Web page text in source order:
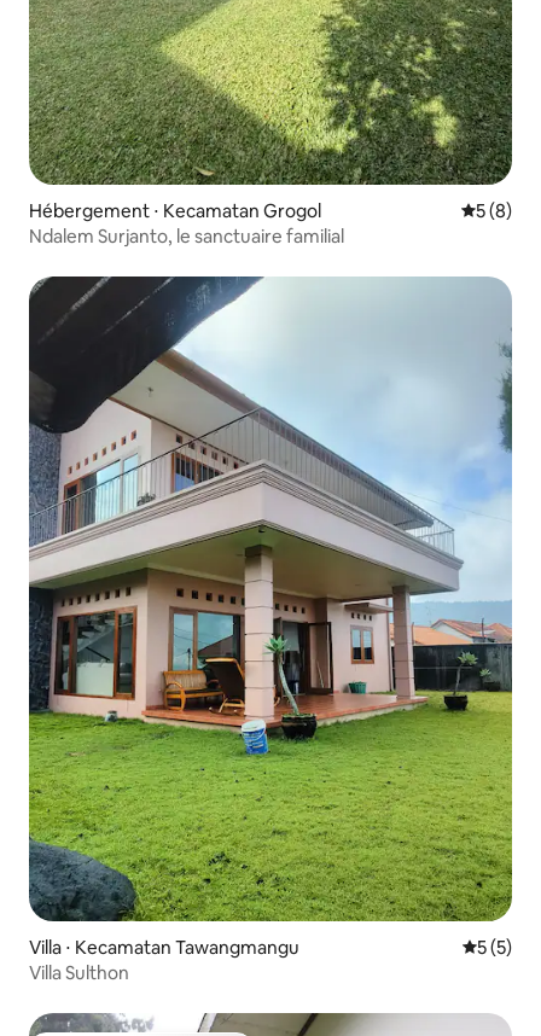
Hébergement ⋅ Kecamatan Grogol
5 (8)
Ndalem Surjanto, le sanctuaire familial
Villa ⋅ Kecamatan Tawangmangu
5 (5)
Villa Sulthon